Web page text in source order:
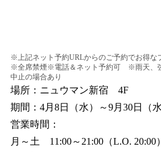
※上記ネット予約URLからのご予約でお得
※全席禁煙※電話＆ネット予約可 ※雨天、
中止の場合あり
場所：ニュウマン新宿 4F
期間：4月8日（水）～9月30日（水
営業時間：
月～土 11:00～21:00（L.O. 20:00）